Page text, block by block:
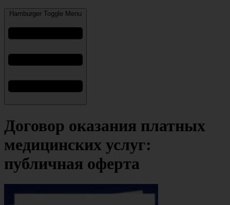
Hamburger Toggle Menu
Договор оказания платных
медицинских услуг:
публичная оферта